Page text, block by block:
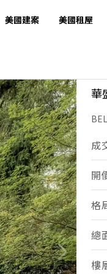
華
成
開
格
總
樓
美國建案 美國租屋